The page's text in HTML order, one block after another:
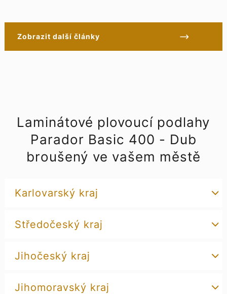
Zobrazit další články
Laminátové plovoucí podlahy
Parador Basic 400 - Dub
broušený ve vašem městě
Karlovarský kraj
Středočeský kraj
Jihočeský kraj
Jihomoravský kraj